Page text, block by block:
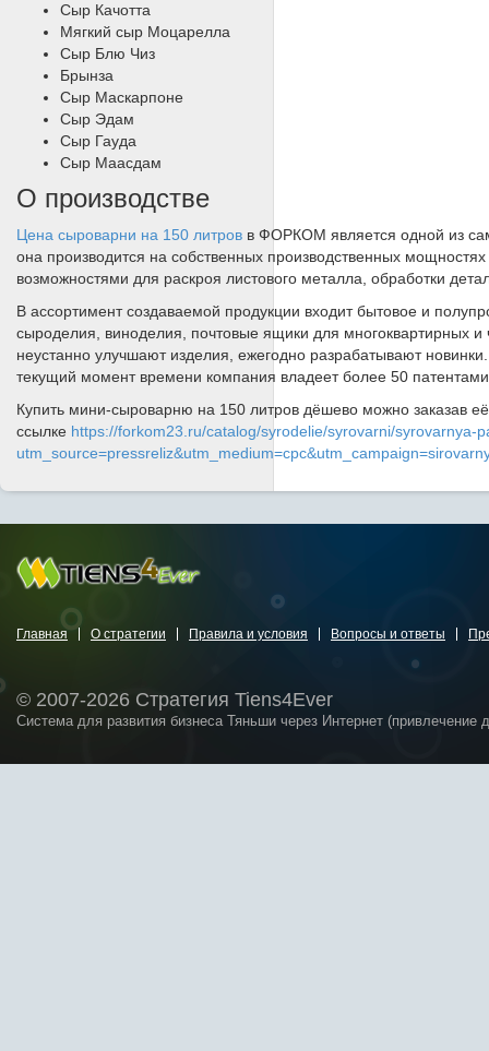
Сыр Качотта
Мягкий сыр Моцарелла
Сыр Блю Чиз
Брынза
Сыр Маскарпоне
Сыр Эдам
Сыр Гауда
Сыр Маасдам
О производстве
Цена сыроварни на 150 литров в ФОРКОМ является одной из
она производится на собственных производственных
возможностями для раскроя листового металла, обработки
В ассортимент создаваемой продукции входит бытовое и
сыроделия, виноделия, почтовые ящики для многоквартирных
неустанно улучшают изделия, ежегодно разрабатывают
текущий момент времени компания владеет более 50
Купить мини-сыроварню на 150 литров дёшево можно заказав
ссылке https://forkom23.ru/catalog/syrodelie/syrovarni/syrovarnya-
Главная О стратегии Правила и условия Вопросы и ответы
© 2007-2026 Стратегия Tiens4Ever
Система для развития бизнеса Тяньши через Интернет (привлечение